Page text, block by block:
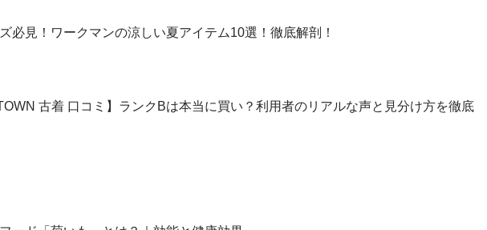
必見！ワークマンの涼しい夏アイテム10選！徹底解剖！
古着 口コミ】ランクBは本当に買い？利用者のリアルな声と見分け方を徹底